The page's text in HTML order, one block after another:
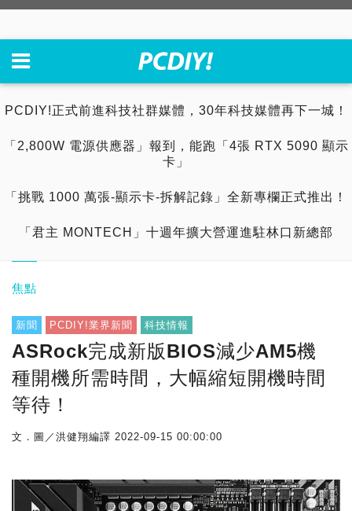
PCDIY!正式前進科技社群媒體，30年科技媒體再下一城！
「2,800W 電源供應器」報到，能跑「4張 RTX 5090 顯示
卡」
「挑戰 1000 萬張-顯示卡-拆解記錄」全新專欄正式推出！
「君主 MONTECH」十週年擴大營運進駐林口新總部
焦點
新聞 PCDIY!業界新聞 科技情報
ASRock完成新版BIOS減少AM5機
種開機所需時間，大幅縮短開機時間
等待！
文．圖／洪健翔編譯 2022-09-15 00:00:00